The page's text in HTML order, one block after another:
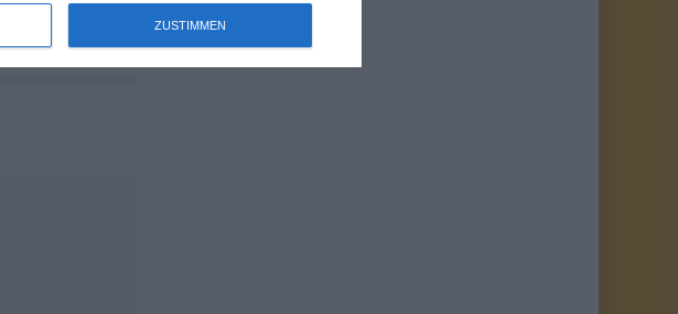
ZUSTIMMEN